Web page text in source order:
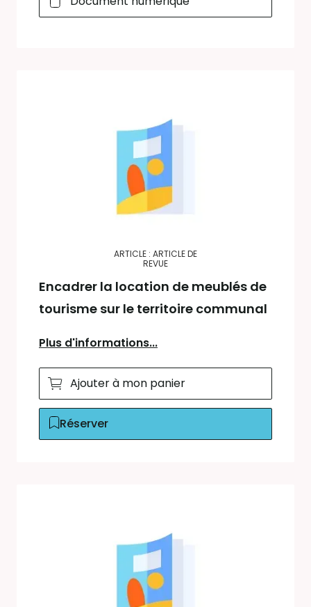
ARTICLE : ARTICLE DE
REVUE
Encadrer la location de meublés de
tourisme sur le territoire communal
Plus d'informations...
Ajouter à mon panier
Réserver